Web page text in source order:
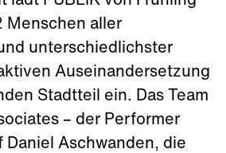
Menschen aller
unterschiedlichster
Auseinandersetzung
Stadtteil ein. Das Team
– der Performer
Daniel Aschwanden, die